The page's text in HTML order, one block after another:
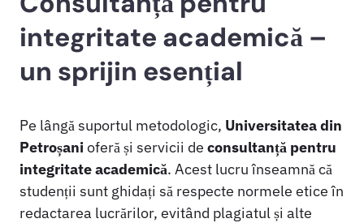
integritate academică –
un sprijin esențial
Pe lângă suportul metodologic, Universitatea din
Petroșanioferă și servicii de consultanță pentru
integritate academică. Acest lucru înseamnă că
studenții sunt ghidați să respecte normele etice în
redactarea lucrărilor, evitând plagiatul și alte